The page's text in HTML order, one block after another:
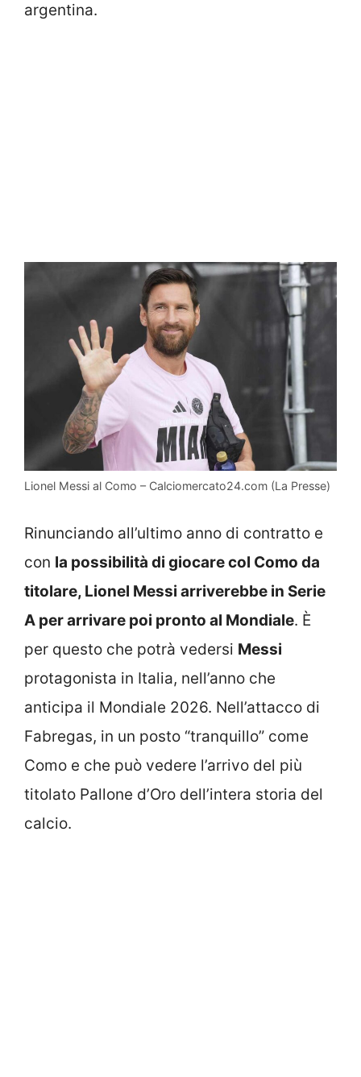
argentina.
Lionel Messi al Como – Calciomercato24.com (La Presse)
Rinunciando all’ultimo anno di contratto e
con la possibilità di giocare col Como da
titolare, Lionel Messi arriverebbe in Serie
A per arrivare poi pronto al Mondiale. È
per questo che potrà vedersi Messi
protagonista in Italia, nell’anno che
anticipa il Mondiale 2026. Nell’attacco di
Fabregas, in un posto “tranquillo” come
Como e che può vedere l’arrivo del più
titolato Pallone d’Oro dell’intera storia del
calcio.